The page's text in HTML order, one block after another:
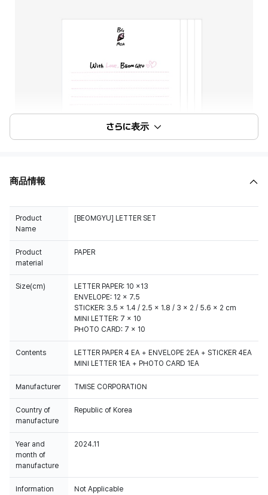
さらに表示
商品情報
Product
Name
[BEOMGYU] LETTER SET
Product
material
PAPER
Size(cm)
LETTER PAPER: 10 x13
ENVELOPE: 12 x 7.5
STICKER: 3.5 x 1.4 / 2.5 x 1.8 / 3 x 2 / 5.6 x 2 cm
MINI LETTER: 7 x 10
PHOTO CARD: 7 x 10
Contents
LETTER PAPER 4 EA + ENVELOPE 2EA + STICKER 4EA
MINI LETTER 1EA + PHOTO CARD 1EA
Manufacturer TMISE CORPORATION
Country of
manufacture
Republic of Korea
Year and
month of
manufacture
2024.11
Information
Not Applicable